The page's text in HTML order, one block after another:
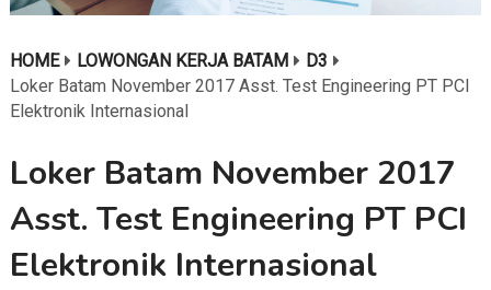
HOME LOWONGAN KERJA BATAM
D3
Loker Batam November 2017 Asst. Test Engineering PT PCI
Elektronik Internasional
Loker Batam November 2017
Asst. Test Engineering PT PCI
Elektronik Internasional